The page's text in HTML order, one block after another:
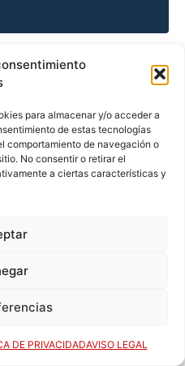
para almacenar y/o acceder a
de estas tecnologías
comportamiento de navegación o
No consentir o retirar el
a ciertas características y
DE PRIVACIDADAVISO LEGAL